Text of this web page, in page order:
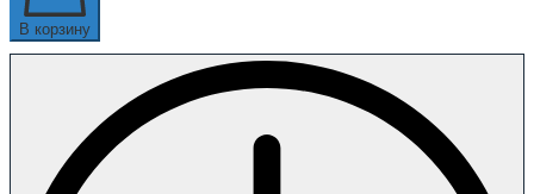
В корзину